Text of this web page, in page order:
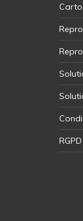
RGPD